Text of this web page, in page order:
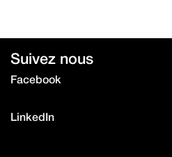
Suivez nous
Facebook
LinkedIn